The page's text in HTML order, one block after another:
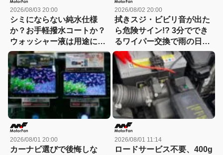
2026/08/03 20:00
シミにならない純水仕様
か？お手軽撥水コートか？
ウォッシャー液は用途に合
わせて選ぶ時代
2026/08/02 20:00
拭きスジ・ビビリ音が出た
ら危険サイン!? 3分ででき
るワイパー交換で雨の日の
視界が激変！
2026/08/01 20:00
カーナビ選びで後悔しな
2026/08/01 11:14
ロードサービス不要、400g